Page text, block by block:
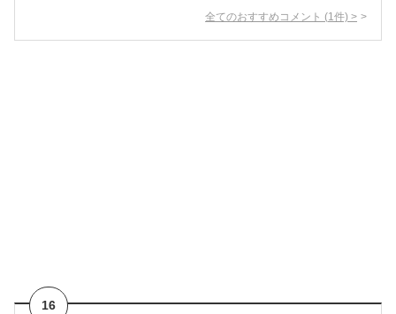
全てのおすすめコメント (1 件) >
16